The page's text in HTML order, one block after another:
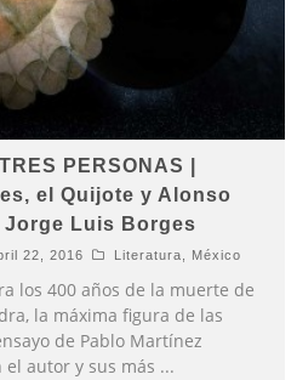
PERSONAS |
el Quijote y Alonso
Luis Borges
22, 2016 Literatura México
los 400 años de la muerte de
la máxima figura de las
de Pablo Martínez
autor y sus más ...